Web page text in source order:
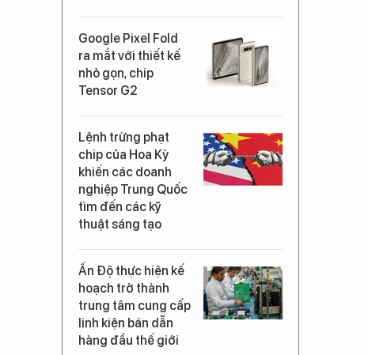
Google Pixel Fold
ra mắt với thiết kế
nhỏ gọn, chip
Tensor G2
Lệnh trừng phạt
chip của Hoa Kỳ
khiến các doanh
nghiệp Trung Quốc
tìm đến các kỹ
thuật sáng tạo
Ấn Độ thực hiện kế
hoạch trở thành
trung tâm cung cấp
linh kiện bán dẫn
hàng đầu thế giới